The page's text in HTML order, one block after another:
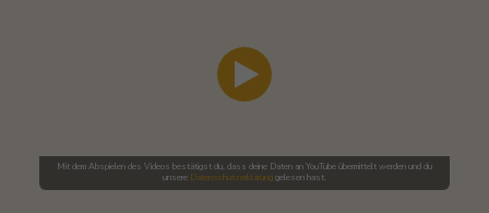
Mit dem Abspielen des Videos bestätigst du, dass deine Daten anYouTubeübermittelt werden und du
unsere Datenschutzerklärunggelesen hast.